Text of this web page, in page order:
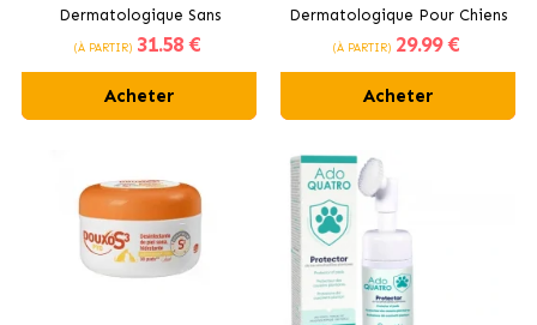
Dermatologique Sans
Rinçage Pour Chiens et
Chats Bioiberica
(À PARTIR) 31.58 €
Acheter
Dermatologique Pour Chiens
et Chats Bioiberica
(À PARTIR) 29.99 €
Acheter